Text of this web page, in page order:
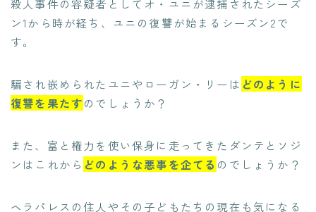
殺人事件の容疑者としてオ・ユニが逮捕されたシーズ
ン1から時が経ち、ユニの復讐が始まるシーズン2で
す。
騙され嵌められたユニやローガン・リーは どのように
復讐を果たすのでしょうか？
また、富と権力を使い保身に走ってきたダンテとソジ
ンはこれから どのような悪事を企てる のでしょうか？
ヘラパレスの住人やその子どもたちの現在も気になる